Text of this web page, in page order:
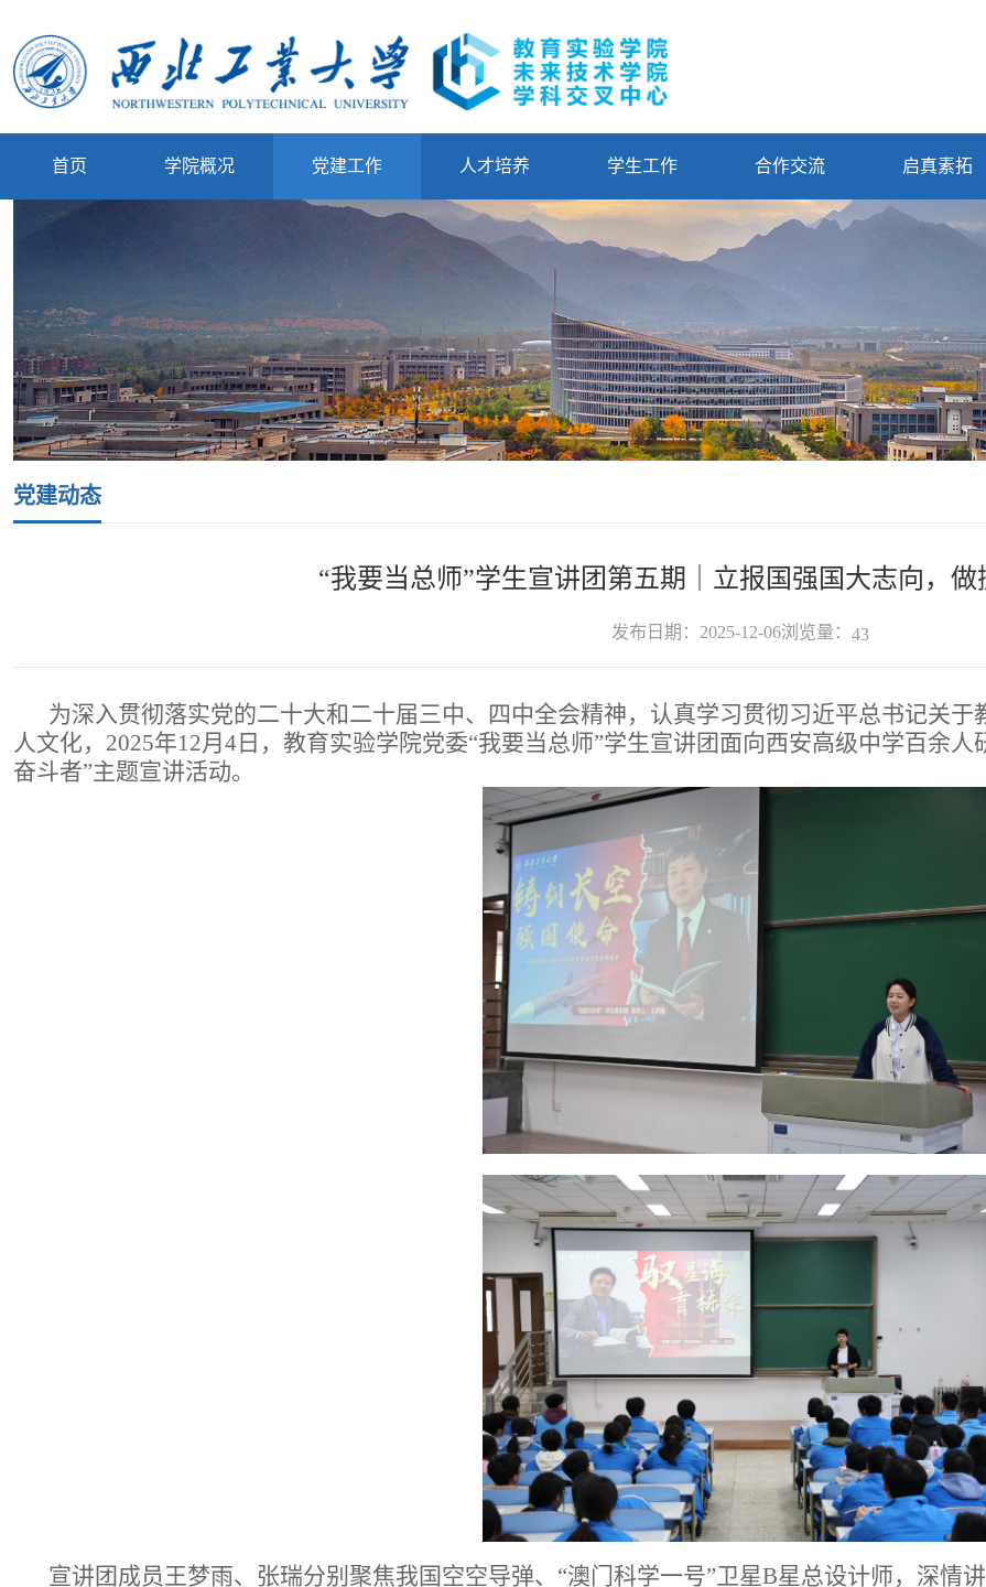
首页 学院概况 党建工作 人才培养 学生工作 合作交流 启真素拓
党建动态
“我要当总师”学生宣讲团第五期｜立报国强国大志向，
发布日期：2025-12-06浏览量： 43
为深入贯彻落实党的二十大和二十届三中、四中全会精神，认真学习贯彻习近平总书记关
人文化，2025年12月4日，教育实验学院党委“我要当总师”学生宣讲团面向西安高级中学百余
奋斗者”主题宣讲活动。
宣讲团成员王梦雨、张瑞分别聚焦我国空空导弹、“澳门科学一号”卫星B星总设计师，深情